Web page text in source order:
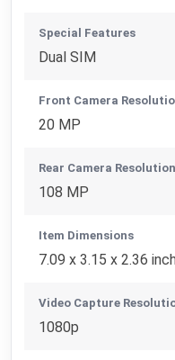
Special Features
Dual SIM
Front Camera
20 MP
Rear Camera Resolution
108 MP
Item Dimensions
7.09 x 3.15 x 2.36
Video Capture
1080p